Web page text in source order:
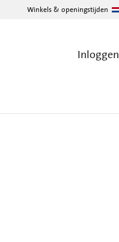
Winkels & openingstijden
Inloggen